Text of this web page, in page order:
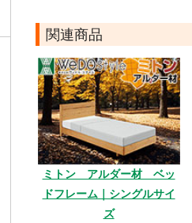
関連商品
ミトン アルダー材 ベッ
ドフレーム｜シングルサイ
ズ